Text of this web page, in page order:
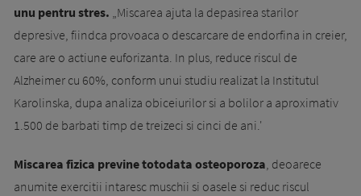
unu pentru stres. „Miscarea ajuta la depasirea starilor
depresive, fiindca provoaca o descar­care de en­dorfina in creier,
care are o actiune eufo­rizanta. In plus, reduce riscul de
Alzheimer cu 60%, conform unui studiu realizat la Institutul
Karolinska, dupa analiza obiceiurilor si a bolilor a aproximativ
1.500 de barbati timp de treizeci si cinci de ani.'
Miscarea fizica pre­vine totodata os­te­o­poroza, deoarece
anumite exercitii intaresc muschii si oasele si reduc riscul